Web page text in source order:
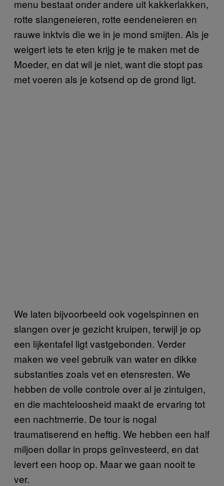
menu bestaat onder andere uit kakkerlakken,
rotte slangeneieren, rotte eendeneieren en
rauwe inktvis die we in je mond smijten. Als je
weigert iets te eten krijg je te maken met de
Moeder, en dat wil je niet, want die stopt pas
met voeren als je kotsend op de grond ligt.
We laten bijvoorbeeld ook vogelspinnen en
slangen over je gezicht kruipen, terwijl je op
een lijkentafel ligt vastgebonden. Verder
maken we veel gebruik van water en dikke
substanties zoals vet en etensresten. We
hebben de volle controle over al je zintuigen,
en die machteloosheid maakt de ervaring tot
een nachtmerrie. De tour is nogal
traumatiserend en heftig. We hebben een half
miljoen dollar in props geïnvesteerd, en dat
levert een hoop op. Maar we gaan nooit te
ver.